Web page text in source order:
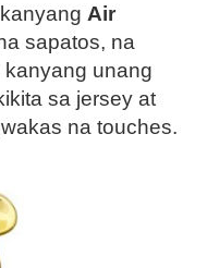
Air
sapatos, na
unang
sa jersey at
na touches.